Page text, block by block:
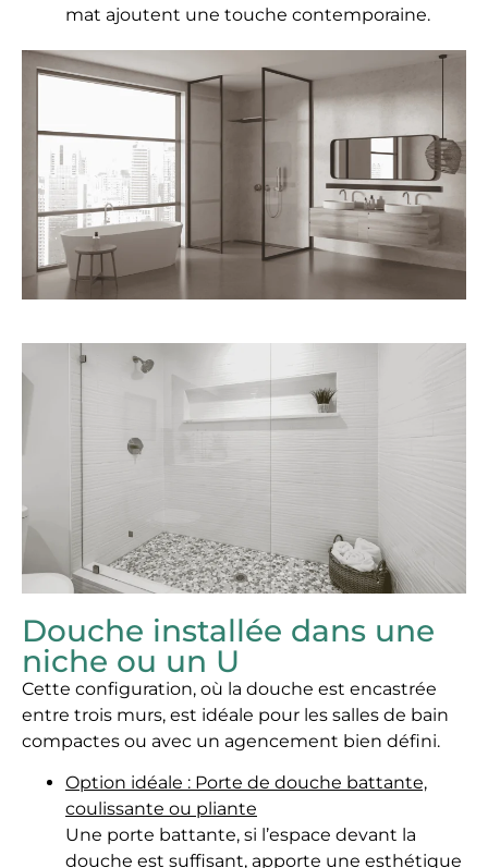
mat ajoutent une touche contemporaine.
Douche installée dans une
niche ou un U
Cette configuration, où la douche est encastrée
entre trois murs, est idéale pour les salles de bain
compactes ou avec un agencement bien défini.
Option idéale : Porte de douche battante,
coulissante ou pliante
Une porte battante, si l’espace devant la
douche est suffisant, apporte une esthétique